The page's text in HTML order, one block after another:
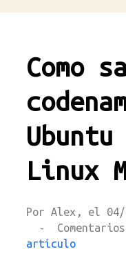
Como
Linux
Por Alex, el 04/
-
artículo